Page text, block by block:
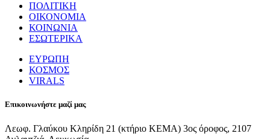
ΠΟΛΙΤΙΚΗ
ΟΙΚΟΝΟΜΙΑ
ΚΟΙΝΩΝΙΑ
ΕΣΩΤΕΡΙΚΑ
ΕΥΡΩΠΗ
ΚΟΣΜΟΣ
VIRALS
Επικοινωνήστε μαζί μας
Λεωφ. Γλαύκου Κληρίδη 21 (κτήριο ΚΕΜΑ) 3ος όροφος, 2107